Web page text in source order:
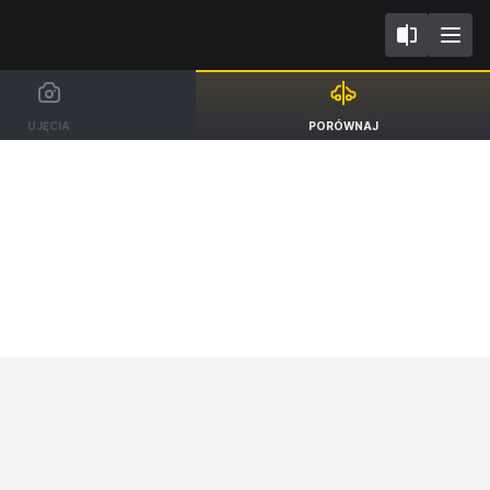
UJĘCIA PORÓWNAJFord Puma